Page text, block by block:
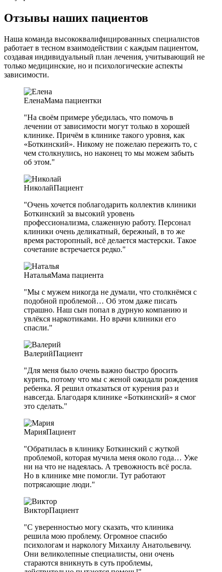
Отзывы наших пациентов
Наша команда высококвалифицированных специалистов
работает в тесном взаимодействии с каждым пациентом,
создавая индивидуальный план лечения, учитывающий не
только медицинские, но и психологические аспекты
зависимости.
ЕленаМама пациентки
"На своём примере убедилась, что помочь в
лечении от зависимости могут только в хорошей
клинике. Причём в клинике такого уровня, как
«Боткинский». Никому не пожелаю пережить то, с
чем столкнулись, но наконец то мы можем забыть
об этом."
НиколайПациент
"Очень хочется поблагодарить коллектив клиники
Боткинский за высокий уровень
профессионализма, слаженную работу. Персонал
клиники очень деликатный, бережный, в то же
время расторопный, всё делается мастерски. Такое
сочетание встречается редко."
НатальяМама пациента
"Мы с мужем никогда не думали, что столкнёмся с
подобной проблемой… Об этом даже писать
страшно. Наш сын попал в дурную компанию и
увлёкся наркотиками. Но врачи клиники его
спасли."
ВалерийПациент
"Для меня было очень важно быстро бросить
курить, потому что мы с женой ожидали рождения
ребенка. Я решил отказаться от курения раз и
навсегда. Благодаря клинике «Боткинский» я смог
это сделать."
МарияПациент
"Обратилась в клинику Боткинский с жуткой
проблемой, которая мучила меня около года… Уже
ни на что не надеялась. А тревожность всё росла.
Но в клинике мне помогли. Тут работают
потрясающие люди."
ВикторПациент
"С уверенностью могу сказать, что клиника
решила мою проблему. Огромное спасибо
психологам и наркологу Михаилу Анатольевичу.
Они великолепные специалисты, они очень
стараются вникнуть в суть проблемы,